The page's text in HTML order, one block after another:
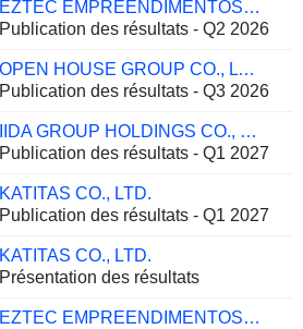
EZTEC EMPREENDIMENTOS E PARTICIPAÇÕES S.A.
Publication des résultats - Q2 2026
OPEN HOUSE GROUP CO., LTD.
Publication des résultats - Q3 2026
IIDA GROUP HOLDINGS CO., LTD.
Publication des résultats - Q1 2027
KATITAS CO., LTD.
Publication des résultats - Q1 2027
KATITAS CO., LTD.
Présentation des résultats
EZTEC EMPREENDIMENTOS E PARTICIPAÇÕES S.A.